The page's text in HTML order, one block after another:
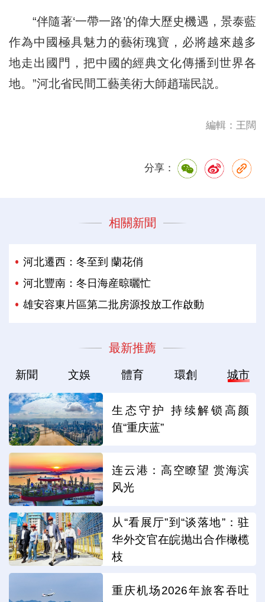
“伴隨著‘一帶一路’的偉大歷史機遇，景泰藍
作為中國極具魅力的藝術瑰寶，必將越來越多
地走出國門，把中國的經典文化傳播到世界各
地。”河北省民間工藝美術大師趙瑞民説。
編輯：王闊
分享：
相關新聞
河北遷西：冬至到 蘭花俏
河北豐南：冬日海産晾曬忙
雄安容東片區第二批房源投放工作啟動
最新推薦
新聞 文娛 體育 環創 城市
生态守护 持续解锁高颜
值“重庆蓝”
连云港：高空瞭望 赏海滨
风光
从“看展厅”到“谈落地”：驻
华外交官在皖抛出合作橄榄
枝
重庆机场2026年旅客吞吐